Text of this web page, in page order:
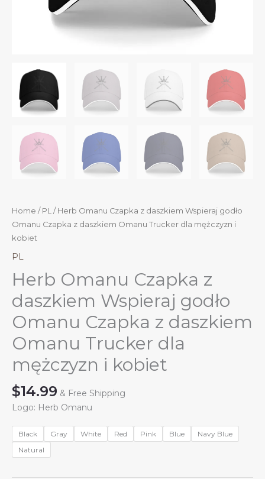
Home / PL / Herb Omanu Czapka z daszkiem Wspieraj godło
Omanu Czapka z daszkiem Omanu Trucker dla mężczyzn i
kobiet
PL
Herb Omanu Czapka z
daszkiem Wspieraj godło
Omanu Czapka z daszkiem
Omanu Trucker dla
mężczyzn i kobiet
$14.99 & Free Shipping
Logo: Herb Omanu
Black Gray White Red Pink Blue
Navy Blue
Natural